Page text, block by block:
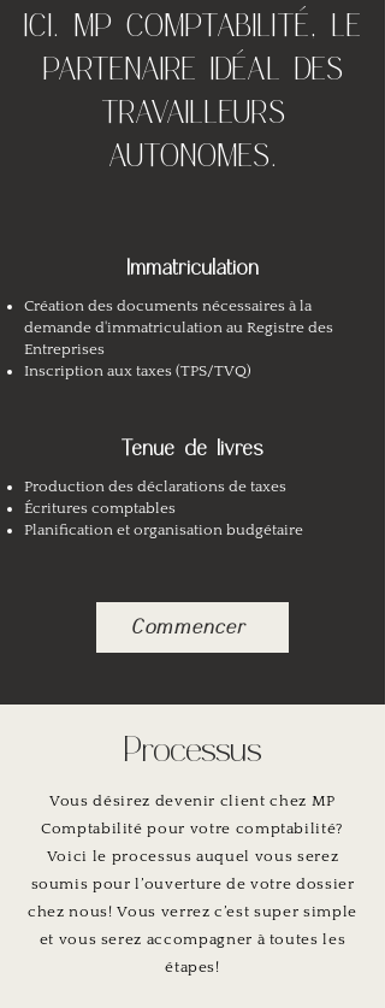
ICI. MP COMPTABILITÉ, LE
PARTENAIRE IDÉAL DES
TRAVAILLEURS
AUTONOMES.
Immatriculation
Création des documents nécessaires à la
demande d'immatriculation au Registre des
Entreprises
Inscription aux taxes (TPS/TVQ)
Tenue de livres
Production des déclarations de taxes
Écritures comptables
Planification et organisation budgétaire
Commencer
Processus
Vous désirez devenir client chez MP
Comptabilité pour votre comptabilité?
Voici le processus auquel vous serez
soumis pour l’ouverture de votre dossier
chez nous! Vous verrez c’est super simple
et vous serez accompagner à toutes les
étapes!